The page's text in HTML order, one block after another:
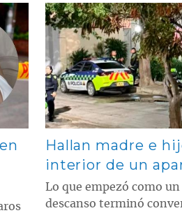
Contenido multimedia
Hallan madre e
interior de un
Lo que empezó como
descanso terminó